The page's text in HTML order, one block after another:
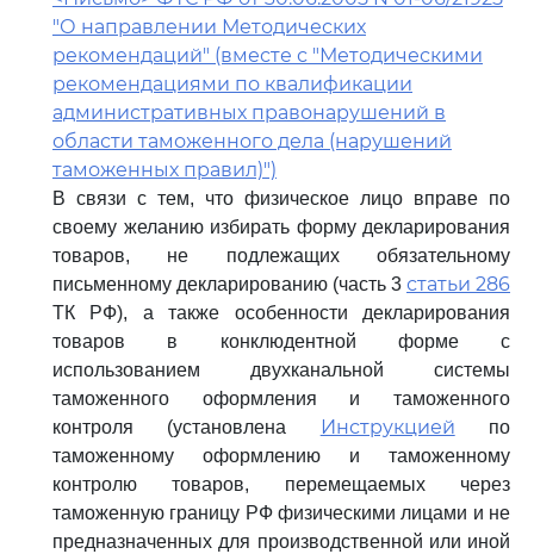
"О направлении Методических
рекомендаций" (вместе с "Методическими
рекомендациями по квалификации
административных правонарушений в
области таможенного дела (нарушений
таможенных правил)")
В связи с тем, что физическое лицо вправе по
своему желанию избирать форму декларирования
товаров, не подлежащих обязательному
письменному декларированию (часть 3 статьи 286
ТК РФ), а также особенности декларирования
товаров в конклюдентной форме с
использованием двухканальной системы
таможенного оформления и таможенного
контроля (установлена
Инструкцией по
таможенному оформлению и таможенному
контролю товаров, перемещаемых через
таможенную границу РФ физическими лицами и не
предназначенных для производственной или иной